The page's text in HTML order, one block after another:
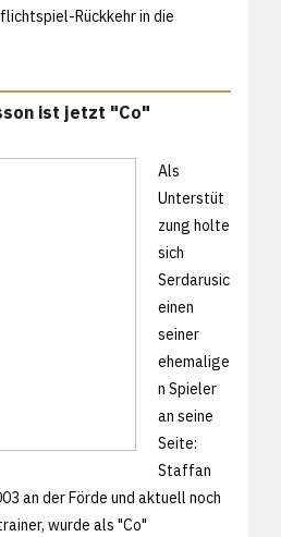
Rückkehr in die
ist jetzt "Co"
Als
Unterstüt
zung holte
sich
Serdarusic
einen
seiner
ehemalige
n Spieler
an seine
Seite:
Staffan
an der Förde und aktuell noch
wurde als "Co"